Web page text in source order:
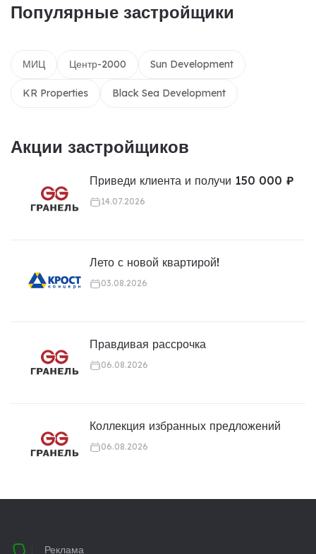
Популярные застройщики
МИЦ Центр-2000 Sun Development
KR Properties Black Sea Development
Акции застройщиков
Приведи клиента и получи 150 000 ₽
14.07.2026
Лето с новой квартирой!
03.08.2026
Правдивая рассрочка
06.08.2026
Коллекция избранных предложений
06.08.2026
Реклама